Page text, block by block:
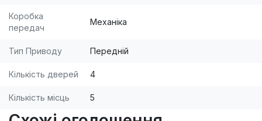
Коробка
передач
Механіка
Тип Приводу Передній
Кількість дверей 4
Кількість місць 5